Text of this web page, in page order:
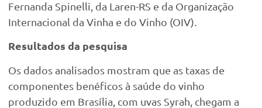
Fernanda Spinelli, da Laren-RS e da Organização
Internacional da Vinha e do Vinho (OIV).
Resultados da pesquisa
Os dados analisados mostram que as taxas de
componentes benéficos à saúde do vinho
produzido em Brasília, com uvas Syrah, chegam a